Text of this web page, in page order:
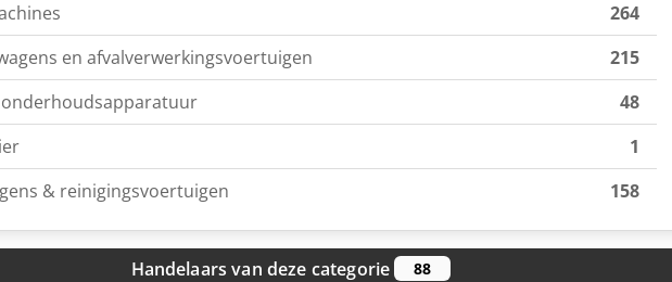
264
en afvalverwerkingsvoertuigen
215
48
1
& reinigingsvoertuigen
158
Handelaars van deze categorie 88